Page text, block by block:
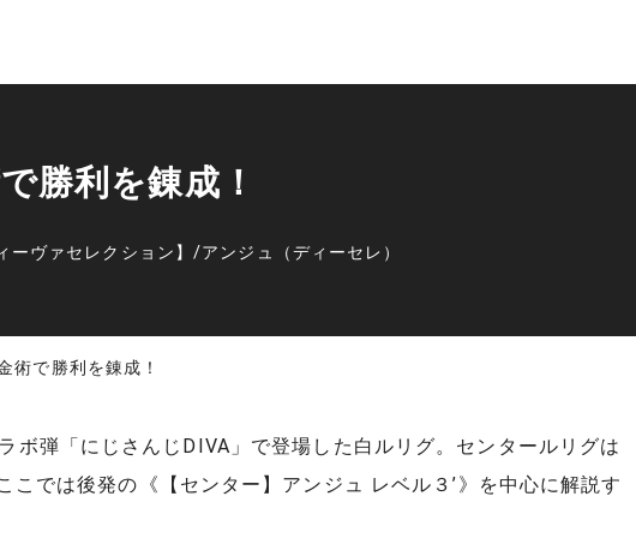
勝利を錬成！
ーヴァセレクション】/アンジュ（ディーセレ）
術で勝利を錬成！
ボ弾「にじさんじDIVA」で登場した白ルリグ。センタールリグは
こでは後発の《【センター】アンジュ レベル３’》を中心に解説す